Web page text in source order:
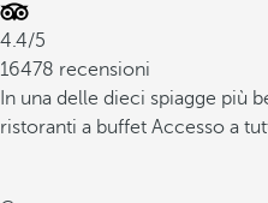
4.4/5
16478 recensioni
In una delle dieci spiagge più
ristoranti a buffet Accesso a